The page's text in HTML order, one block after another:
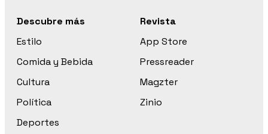
Descubre más
Estilo
Comida y Bebida
Cultura
Política
Deportes
Revista
App Store
Pressreader
Magzter
Zinio